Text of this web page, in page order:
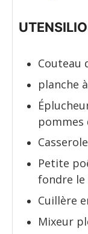
Couteau
planche
pommes
Petite
fondre
Cuillère
Mixeur